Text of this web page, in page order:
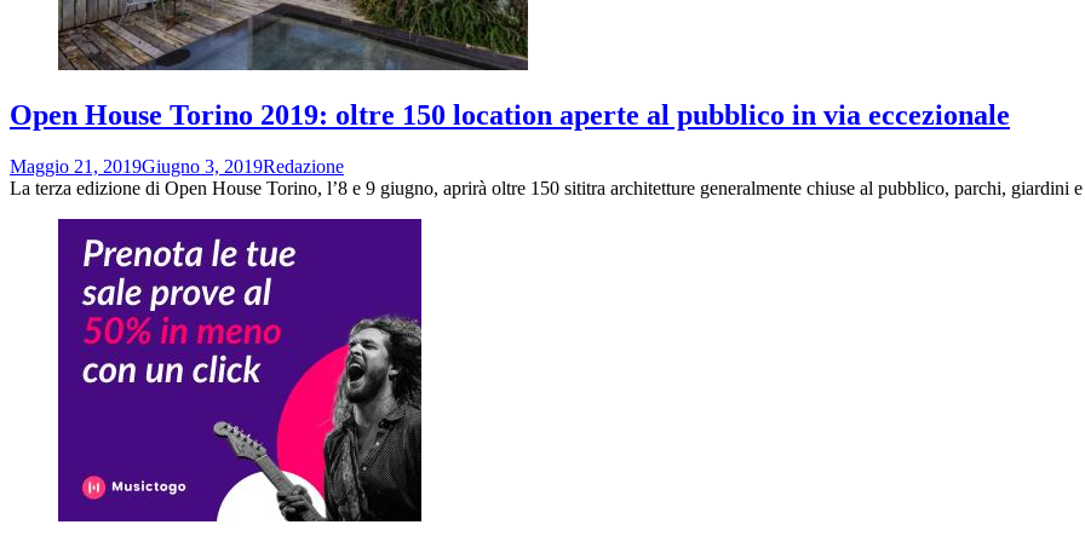
Open House Torino 2019: oltre 150 location aperte al pubblico in via eccezionale
Maggio 21, 2019Giugno 3, 2019Redazione
La terza edizione di Open House Torino, l’8 e 9 giugno, aprirà oltre 150 sititra architetture generalmente chiuse al pubblico, parchi, giardini